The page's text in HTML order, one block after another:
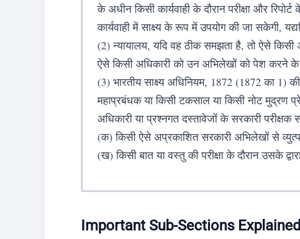
के अधीन किसी कार्यवाही के दौरान परीक्षा और
कार्यवाही में साक्ष्य के रूप में उपयोग की जा सकेगी,
(2) न्यायालय, यदि वह ठीक समझता है, तो ऐसे
ऐसे किसी अधिकारी को उन अभिलेखों को पेश करने के
(3) भारतीय साक्ष्य अधिनियम, 1872 (1872 का 1) की
महाप्रबंधक या किसी टकसाल या किसी नोट मुद्रण
अधिकारी या प्रश्नगत दस्तावेजों के सरकारी
(क) किसी ऐसे अप्रकाशित सरकारी अभिलेखों से
(ख) किसी बात या वस्तु की परीक्षा के दौरान उसके
Important Sub-Sections Explained